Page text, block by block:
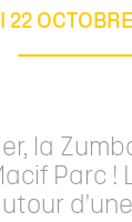
22
la
Parc !